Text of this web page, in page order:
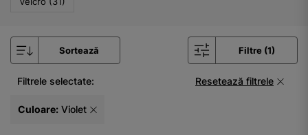
Sortează Filtre (1)
Filtrele selectate: Resetează filtrele
Culoare: Violet